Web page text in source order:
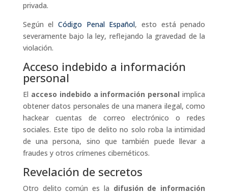
privada.
Según elCódigo Penal Español, esto está penado
severamente bajo la ley, reflejando la gravedad de la
violación.
Acceso indebido a información
personal
El acceso indebido a información personal implica
obtener datos personales de una manera ilegal, como
hackear cuentas de correo electrónico o redes
sociales. Este tipo de delito no solo roba la intimidad
de una persona, sino que también puede llevar a
fraudes y otros crímenes cibernéticos.
Revelación de secretos
Otro delito común es la difusión de información